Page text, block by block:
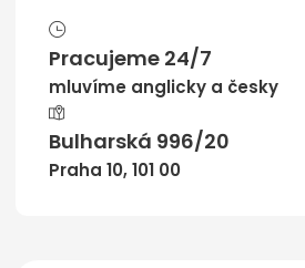
Pracujeme 24/7
mluvíme anglicky a česky
Bulharská 996/20
Praha 10, 101 00